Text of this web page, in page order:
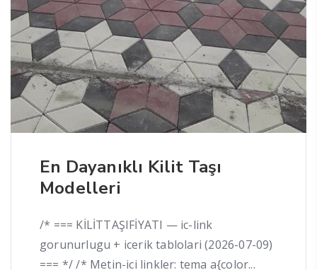
En Dayanıklı Kilit Taşı
Modelleri
/* === KİLİTTAŞIFİYATI — ic-link
gorunurlugu + icerik tablolari (2026-07-09)
=== */ /* Metin-ici linkler: tema a{color...